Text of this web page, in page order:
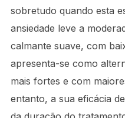
sobretudo quando esta
ansiedade leve a
calmante suave, com
apresenta-se como
mais fortes e com
entanto, a sua eficácia